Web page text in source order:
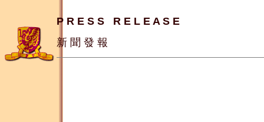
P R E S S   R E L E A S E
新 聞 發 報